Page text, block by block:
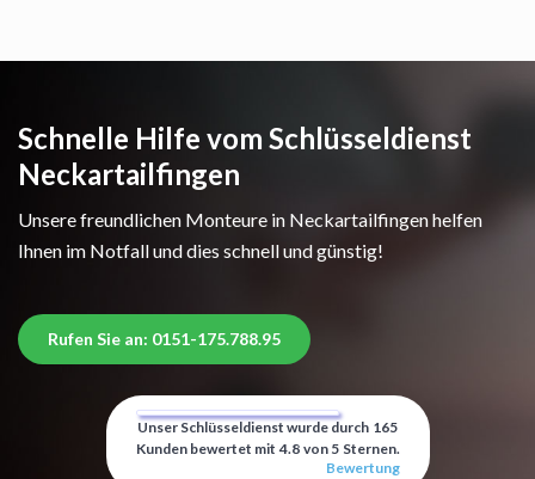
Schnelle Hilfe vom Schlüsseldienst
Neckartailfingen
Unsere freundlichen Monteure in Neckartailfingen helfen
Ihnen im Notfall und dies schnell und günstig!
Rufen Sie an: 0151-175.788.95
Unser Schlüsseldienst wurde durch 165
Kunden bewertet mit 4.8 von 5 Sternen.
Bewertung